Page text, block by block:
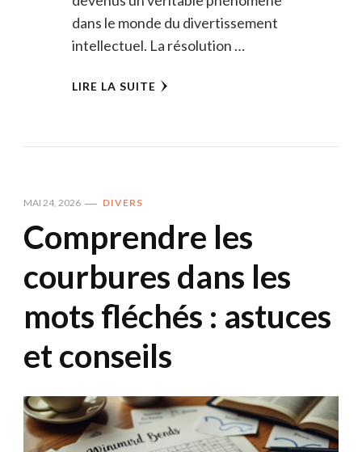
dans le monde du divertissement
intellectuel. La résolution …
LIRE LA SUITE
MAI 24, 2026 DIVERS
Comprendre les
courbures dans les
mots fléchés : astuces
et conseils